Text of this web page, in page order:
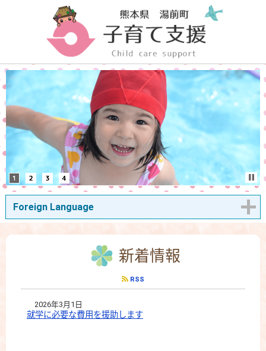
Foreign Language
新着情報
RSS
2026年3月1日
就学に必要な費用を援助します